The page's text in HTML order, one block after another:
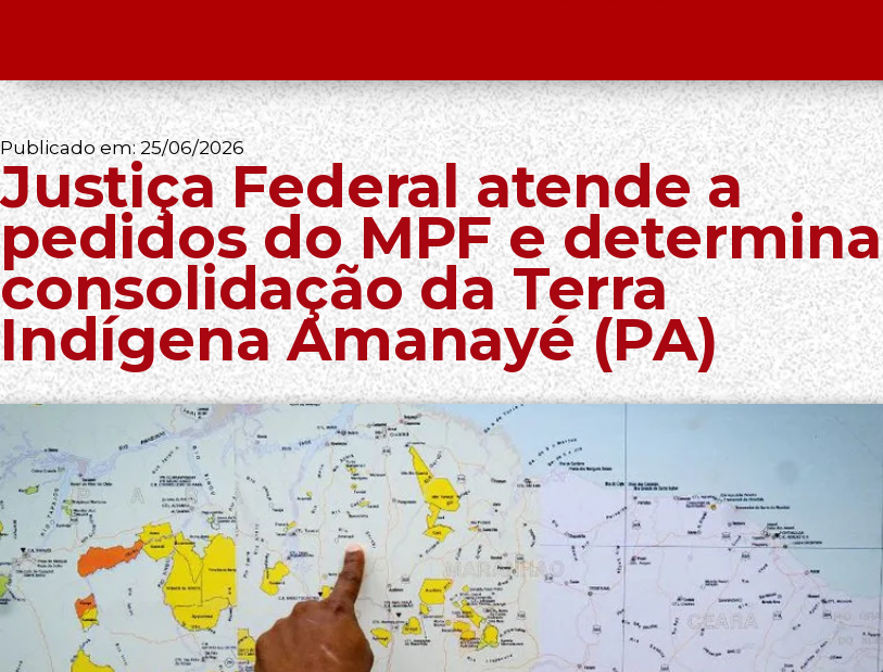
Publicado em:25/06/2026
Justiça Federal atende a
pedidos do MPF e determina
consolidação da Terra
Indígena Amanayé (PA)